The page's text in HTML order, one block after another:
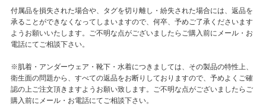
付属品を損失された場合や、タグを切り離し・紛失された場合には、返品を
承ることができなくなってしまいますので、何卒、予めご了承くださいます
ようお願いいたします。ご不明な点がございましたらご購入前にメール・お
電話にてご相談下さい。
※肌着・アンダーウェア・靴下・水着につきましては、その製品の特性上、
衛生面の問題から、すべての返品をお断りしておりますので、予めよくご確
認の上ご注文頂きますようお願い致します。ご不明な点がございましたらご
購入前にメール・お電話にてご相談下さい。